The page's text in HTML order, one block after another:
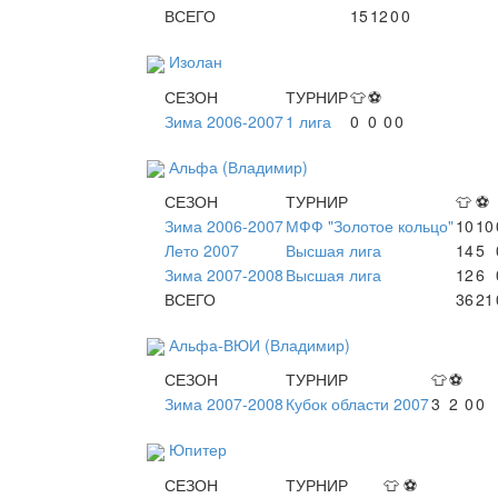
ВСЕГО
151200
Изолан
СЕЗОН
ТУРНИР👕⚽
Зима 2006-20071 лига 0 0 00
Альфа (Владимир)
СЕЗОН
ТУРНИР 👕 ⚽
Зима 2006-2007МФФ "Золотое кольцо"10 10
Лето 2007
Высшая лига 145
Зима 2007-2008 Высшая лига 126
ВСЕГО
3621
Альфа-ВЮИ (Владимир)
СЕЗОН
ТУРНИР 👕⚽
Зима 2007-2008 Кубок области 20073 2 00
Юпитер
СЕЗОН
ТУРНИР 👕 ⚽